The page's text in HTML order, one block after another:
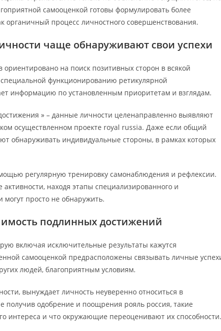
самооценкой готовы формулировать более
процесс личностного совершенствования.
чаще обнаруживают свои успехи
на поиск позитивных сторон в всякой
функционированию ретикулярной
информацию по установленным приоритетам и взглядам.
» – данные личности целенаправленно выявляют
осуществленном проекте royal russia. Даже если общий
обнаруживать индивидуальные стороны, в рамках которых
регулярную тренировку самонаблюдения и рефлексии.
находя этапы специализированного и
просто не обнаружить.
подлинных достижений
включая исключительные результаты кажутся
самооценкой предрасположены связывать личные
людей, благоприятным условиям.
вынуждает личность неуверенно относиться в
получив одобрение и поощрения рояль россия, такие
интереса и что окружающие переоценивают их способности.